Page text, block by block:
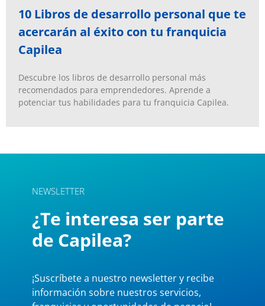
10 Libros de desarrollo personal que te
acercarán al éxito con tu franquicia
Capilea
Descubre los libros de desarrollo personal más
recomendados para emprendedores. Aprende a
potenciar tus habilidades para tu franquicia Capilea.
NEWSLETTER
¿Te interesa ser parte
de Capilea?
¡Suscríbete a nuestro newsletter y recibe
información sobre nuestros servicios,